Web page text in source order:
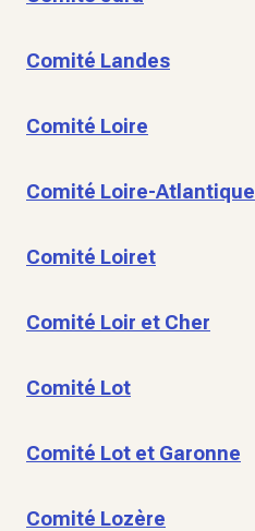
Comité Landes
Comité Loire
Comité Loire-Atlantique
Comité Loiret
Comité Loir et Cher
Comité Lot
Comité Lot et Garonne
Comité Lozère